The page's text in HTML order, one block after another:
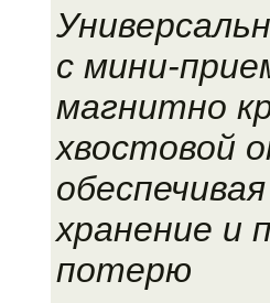
с мини-
магнитно
хвостовой
хранение и
потерю